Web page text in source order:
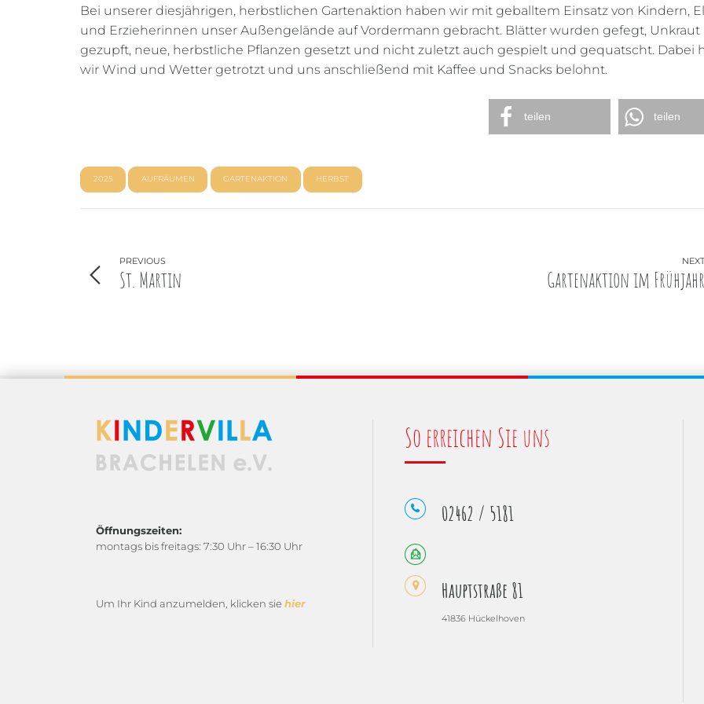
Bei unserer diesjährigen, herbstlichen Gartenaktion haben wir mit geballtem Einsatz von Kindern,
und Erzieherinnen unser Außengelände auf Vordermann gebracht. Blätter wurden gefegt, Unkraut
gezupft, neue, herbstliche Pflanzen gesetzt und nicht zuletzt auch gespielt und gequatscht. Dabei
wir Wind und Wetter getrotzt und uns anschließend mit Kaffee und Snacks belohnt.
teilen teilen
2025 AUFRÄUMEN GARTENAKTION HERBST
PREVIOUS
St. Martin
NEXT
Gartenaktion im Frühjahr
Öffnungszeiten:
montags bis freitags: 7:30 Uhr – 16:30 Uhr
Um Ihr Kind anzumelden, klicken sie hier
So erreichen Sie uns
02462 / 5181
Hauptstraße 81
41836 Hückelhoven